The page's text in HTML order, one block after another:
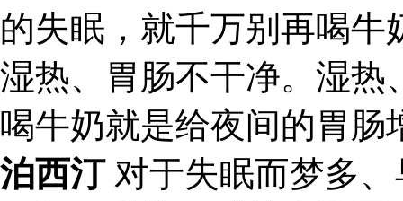
的失眠，就千万别再喝
湿热、胃肠不干净。湿热
喝牛奶就是给夜间的胃
泊西汀对于失眠而梦多